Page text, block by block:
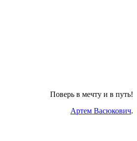
Поверь в мечту и в путь!
Артем Васюкович.